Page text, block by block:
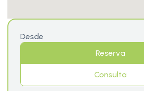
Desde
Reserva
Consulta